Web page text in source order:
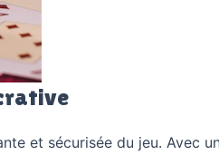
et sécurisée du jeu. Avec